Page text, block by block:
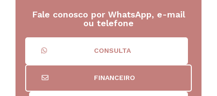
Fale conosco por WhatsApp, e-mail
ou telefone
CONSULTA
FINANCEIRO